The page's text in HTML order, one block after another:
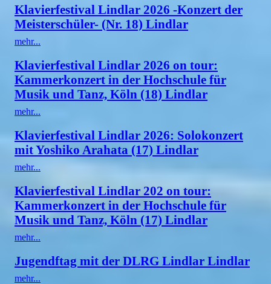
Klavierfestival Lindlar 2026 -Konzert der
Meisterschüler- (Nr. 18) Lindlar
mehr...
Klavierfestival Lindlar 2026 on tour:
Kammerkonzert in der Hochschule für
Musik und Tanz, Köln (18) Lindlar
mehr...
Klavierfestival Lindlar 2026: Solokonzert
mit Yoshiko Arahata (17) Lindlar
mehr...
Klavierfestival Lindlar 202 on tour:
Kammerkonzert in der Hochschule für
Musik und Tanz, Köln (17) Lindlar
mehr...
Jugendftag mit der DLRG Lindlar Lindlar
mehr...